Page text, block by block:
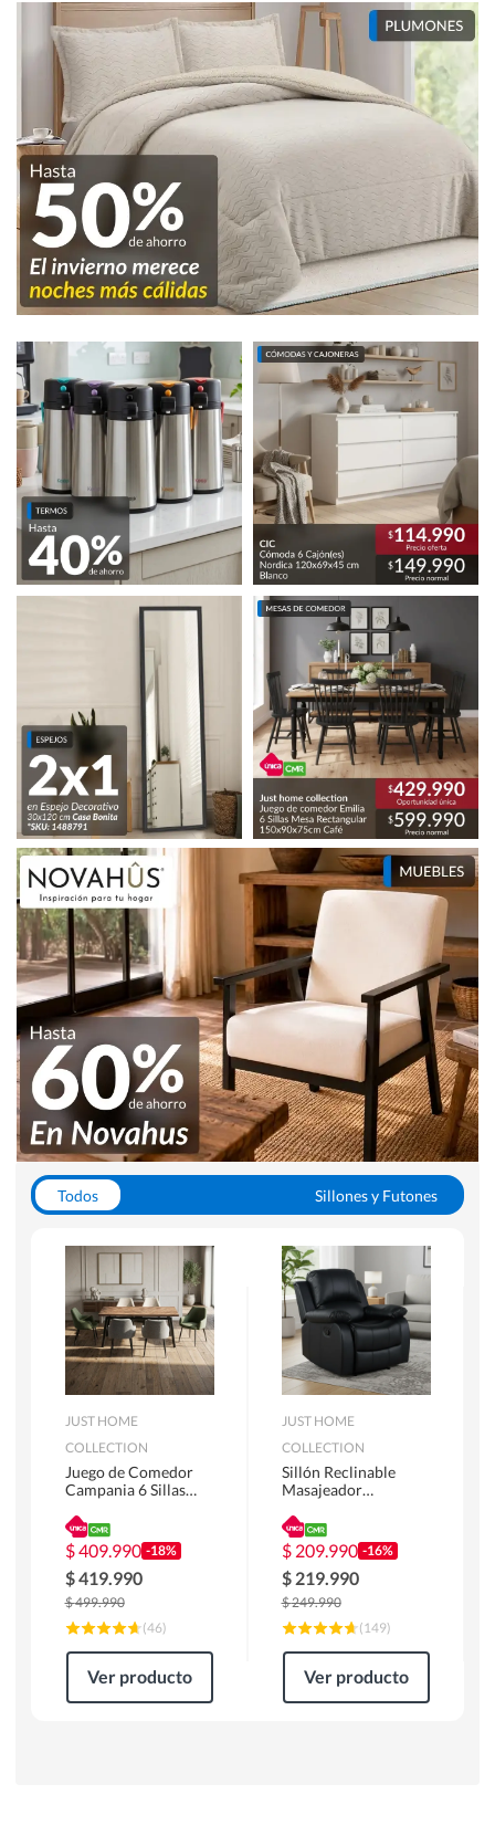
Todos
Sillones y Futones
Escritorios y Sillas PC
Racks y Muebles TV
Alfombras
JUST HOME
COLLECTION
Juego de Comedor
Campania 6 Sillas
180 x 90 x 76 cm
Café
$409.990 -18%
$419.990
$499.990
(46)
Ver producto
JUST HOME
COLLECTION
Sillón Reclinable
Masajeador
Atlanta 91x101x94
cm Negro
$ 209.990 -16%
$ 219.990
$249.990
(149)
Ver producto